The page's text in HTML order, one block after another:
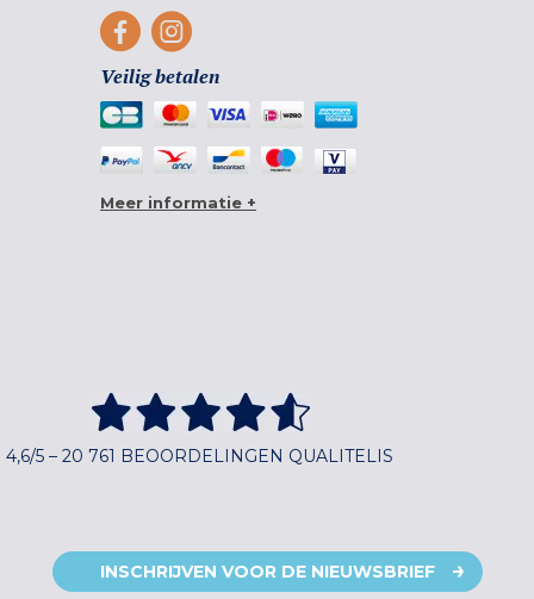
Veilig betalen
Meer informatie +
4,6/5 – 20 761 BEOORDELINGEN QUALITELIS
INSCHRIJVEN VOOR DE NIEUWSBRIEF